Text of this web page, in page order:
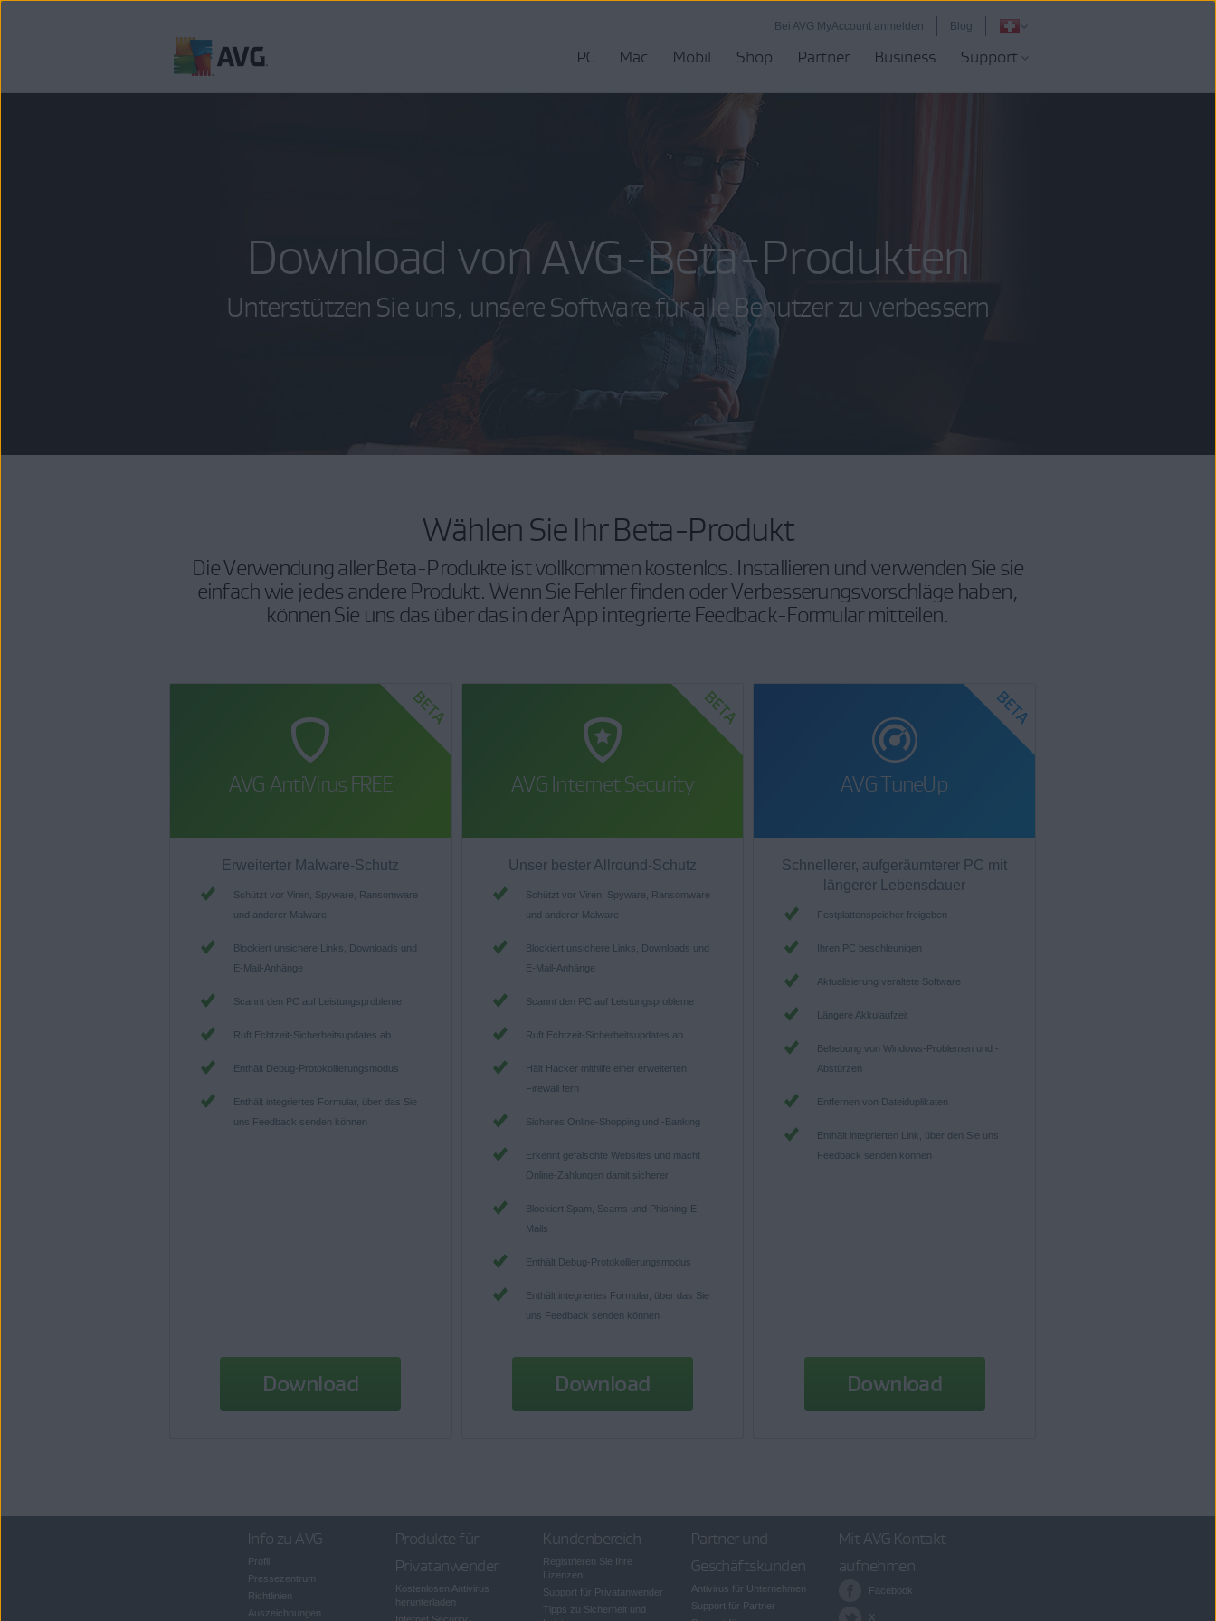
Bei AVG MyAccount anmelden Blog
PC Mac Mobil Shop Partner Business Support
Download von AVG-Beta-Produkten
Unterstützen Sie uns, unsere Software für alle Benutzer zu verbessern
Wählen Sie Ihr Beta-Produkt
Die Verwendung aller Beta-Produkte ist vollkommen kostenlos. Installieren und verwenden Sie sie
einfach wie jedes andere Produkt. Wenn Sie Fehler finden oder Verbesserungsvorschläge haben,
können Sie uns das über das in der App integrierte Feedback-Formular mitteilen.
AVG AntiVirus FREE
Erweiterter Malware-Schutz
Schützt vor Viren, Spyware, Ransomware
und anderer Malware
Blockiert unsichere Links, Downloads und
E-Mail-Anhänge
Scannt den PC auf Leistungsprobleme
Ruft Echtzeit-Sicherheitsupdates ab
Enthält Debug-Protokollierungsmodus
Enthält integriertes Formular, über das Sie
uns Feedback senden können
Download
AVG Internet Security
Unser bester Allround-Schutz
Schützt vor Viren, Spyware, Ransomware
und anderer Malware
Blockiert unsichere Links, Downloads und
E-Mail-Anhänge
Scannt den PC auf Leistungsprobleme
Ruft Echtzeit-Sicherheitsupdates ab
Hält Hacker mithilfe einer erweiterten
Firewall fern
Sicheres Online-Shopping und -Banking
Erkennt gefälschte Websites und macht
Online-Zahlungen damit sicherer
Blockiert Spam, Scams und Phishing-E-
Mails
Enthält Debug-Protokollierungsmodus
Enthält integriertes Formular, über das Sie
uns Feedback senden können
Download
AVG TuneUp
Schnellerer, aufgeräumterer PC mit
längerer Lebensdauer
Festplattenspeicher freigeben
Ihren PC beschleunigen
Aktualisierung veraltete Software
Längere Akkulaufzeit
Behebung von Windows-Problemen und -
Abstürzen
Entfernen von Dateiduplikaten
Enthält integrierten Link, über den Sie uns
Feedback senden können
Download
Info zu AVG
Profil
Pressezentrum
Richtlinien
Auszeichnungen
Produkte für
Privatanwender
Kostenlosen Antivirus
herunterladen
Internet Security
Kundenbereich
Registrieren Sie Ihre
Lizenzen
Support für Privatanwender
Tipps zu Sicherheit und
Partner und
Geschäftskunden
Antivirus für Unternehmen
Support für Partner
Mit AVG Kontakt
aufnehmen
Facebook
X